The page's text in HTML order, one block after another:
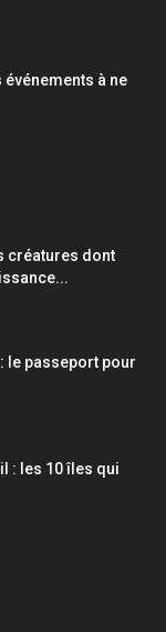
à ne
créatures dont
le passeport pour
: les 10 îles qui